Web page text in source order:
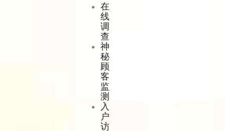
在
线
调
查
神
秘
顾
客
监
测
入
户
访